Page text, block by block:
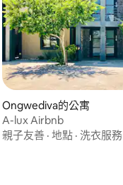
Ongwediva的公寓
A-lux Airbnb
親子友善 · 地點 · 洗衣服務